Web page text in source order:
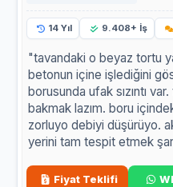
14 Yıl 9.408+ İş
"tavandaki o beyaz tortu
betonun içine işlediğini
borusunda ufak sızıntı
bakmak lazım. boru
zorluyo debiyi düşürüyo.
yerini tam tespit etmek
Fiyat Teklifi